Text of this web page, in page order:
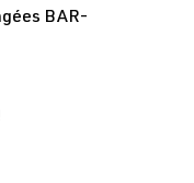
BAR-